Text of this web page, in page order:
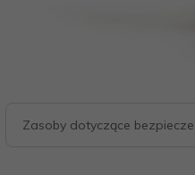
Zasoby dotyczące